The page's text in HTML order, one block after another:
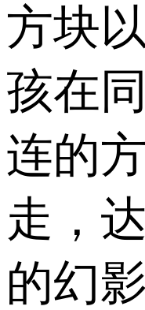
方块
孩在
连的
走，
的幻